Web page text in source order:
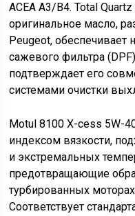
ACEA A3/B4. Total
оригинальное масло,
Peugeot, обеспечивает
сажевого фильтра
подтверждает его
системами очистки
Motul 8100 X-cess 5W-
индексом вязкости,
и экстремальных
предотвращающие
турбированных
Соответствует